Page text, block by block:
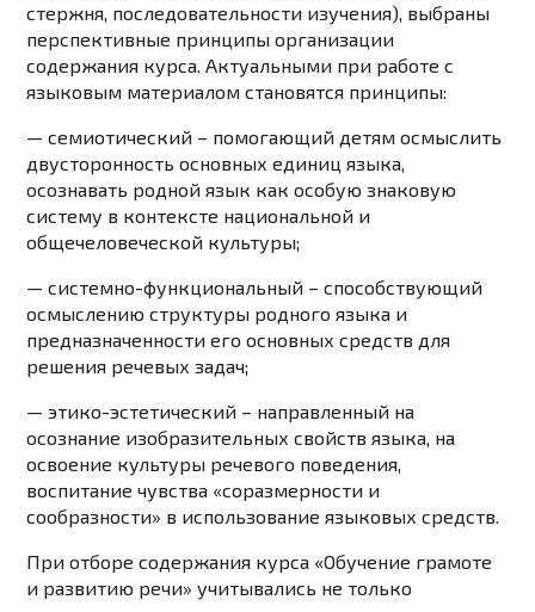
стержня, последовательности изучения), выбраны
перспективные принципы организации
содержания курса. Актуальными при работе с
языковым материалом становятся принципы:
—семиотический – помогающий детям осмыслить
двусторонность основных единиц языка,
осознавать родной язык как особую знаковую
систему в контексте национальной и
общечеловеческой культуры;
—системно-функциональный – способствующий
осмыслению структуры родного языка и
предназначенности его основных средств для
решения речевых задач;
—этико-эстетический – направленный на
осознание изобразительных свойств языка, на
освоение культуры речевого поведения,
воспитание чувства «соразмерности и
сообразности» в использование языковых средств.
При отборе содержания курса «Обучение грамоте
и развитию речи» учитывались не только